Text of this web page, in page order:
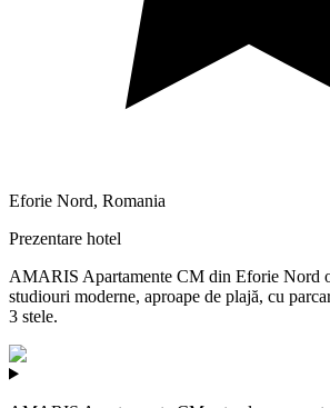
Eforie Nord, Romania
Prezentare hotel
AMARIS Apartamente CM din Eforie Nord
studiouri moderne, aproape de plajă, cu
3 stele.